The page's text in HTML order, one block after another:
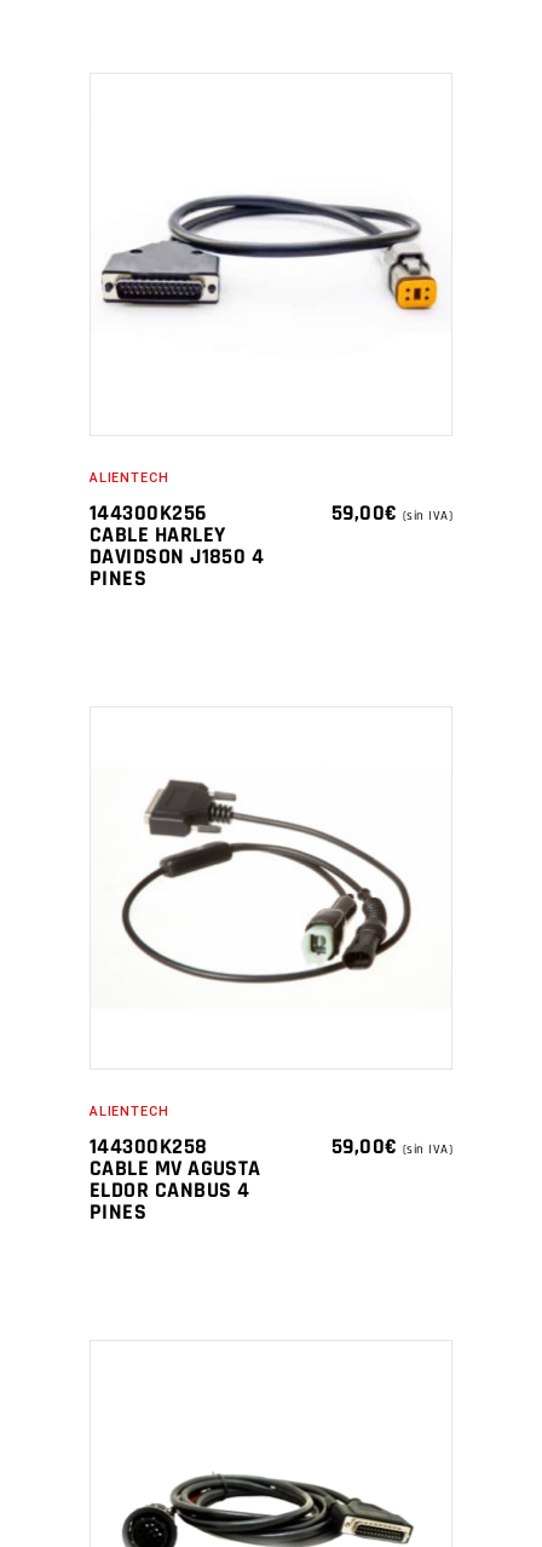
ALIENTECH
144300K256
CABLE HARLEY
DAVIDSON J1850 4
PINES
59,00€ (sin IVA)
ALIENTECH
144300K258
CABLE MV AGUSTA
ELDOR CANBUS 4
PINES
59,00€ (sin IVA)